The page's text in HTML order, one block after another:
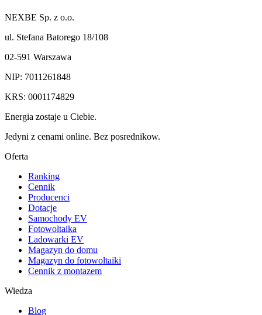
NEXBE Sp. z o.o.
ul. Stefana Batorego 18/108
02-591 Warszawa
NIP: 7011261848
KRS: 0001174829
Energia zostaje u Ciebie.
Jedyni z cenami online. Bez posrednikow.
Oferta
Ranking
Cennik
Producenci
Dotacje
Samochody EV
Fotowoltaika
Ladowarki EV
Magazyn do domu
Magazyn do fotowoltaiki
Cennik z montazem
Wiedza
Blog